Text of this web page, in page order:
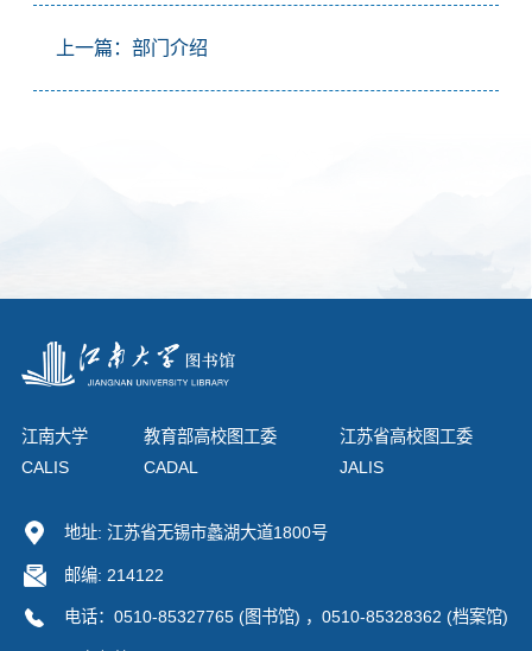
上一篇：部门介绍
江南大学 教育部高校图工委
江苏省高校图工委
CALIS
CADAL JALIS
地址: 江苏省无锡市蠡湖大道1800号
邮编: 214122
电话：0510-85327765 (图书馆) ，0510-85328362 (档案馆)